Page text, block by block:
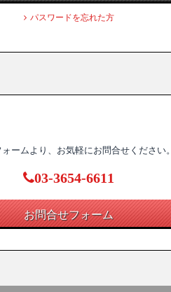
パスワードを忘れた方
ームより、お気軽にお問合せください。
03-3654-6611
お問合せフォーム